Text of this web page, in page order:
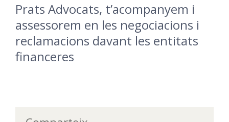
Prats Advocats, t’acompanyem i
assessorem en les negociacions i
reclamacions davant les entitats
financeres